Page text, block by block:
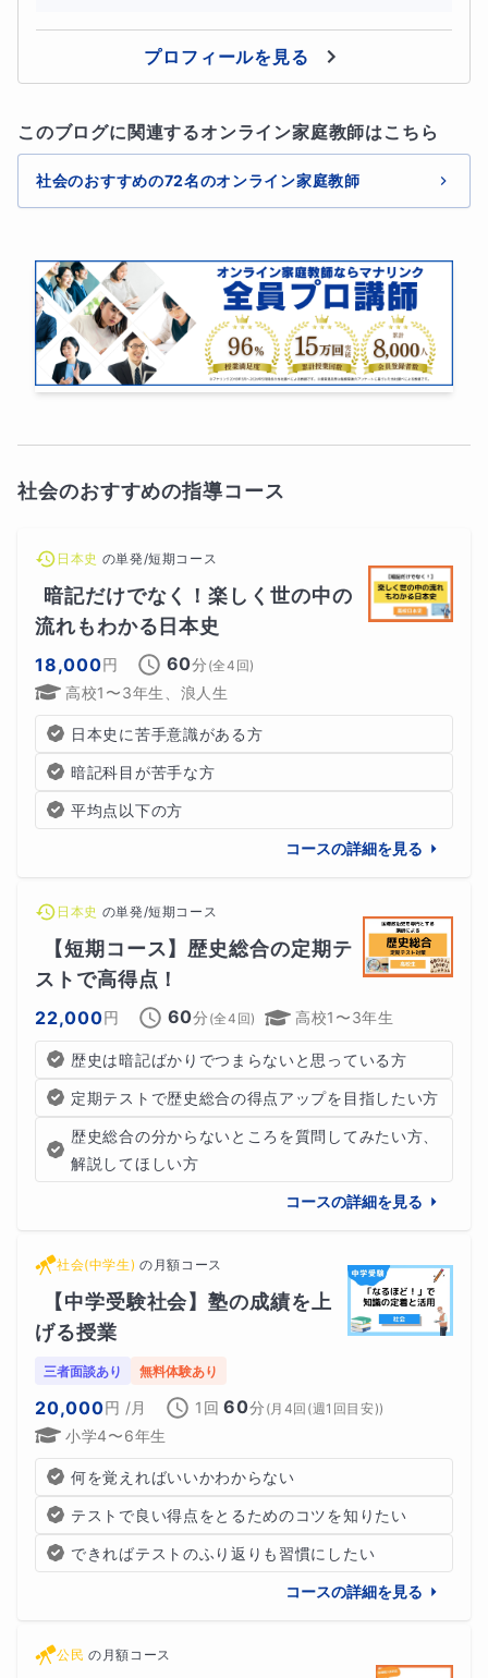
プロフィールを見る
このブログに関連するオンライン家庭教師はこちら
社会のおすすめの72名のオンライン家庭教師
社会のおすすめの指導コース
日本史 の単発/短期コース
暗記だけでなく！楽しく世の中の
流れもわかる日本史
18,000円 60分 (全4 回)
高校1〜3年生、浪人生
日本史に苦手意識がある方
暗記科目が苦手な方
平均点以下の方
コースの詳細を見る
日本史 の単発/短期コース
【短期コース】歴史総合の定期テ
ストで高得点！
22,000円 60分 (全4 回) 高校1〜3年生
歴史は暗記ばかりでつまらないと思っている方
定期テストで歴史総合の得点アップを目指したい方
歴史総合の分からないところを質問してみたい方、
解説してほしい方
コースの詳細を見る
社会(中学生) の 月額コース
【中学受験社会】塾の成績を上
げる授業
三者面談あり 無料体験あり
20,000円 /月 1回 60分 ( 月4回(週1回目安))
小学4〜6年生
何を覚えればいいかわからない
テストで良い得点をとるためのコツを知りたい
できればテストのふり返りも習慣にしたい
コースの詳細を見る
公民 の 月額コース